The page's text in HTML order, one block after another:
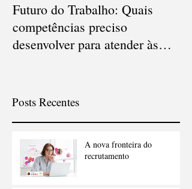
Futuro do Trabalho: Quais
competências preciso
desenvolver para atender às
Posts Recentes
A nova fronteira do
recrutamento